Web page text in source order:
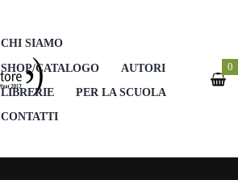
CHI SIAMO
SHOP/CATALOGO
AUTORI
LIBRERIE
PER LA SCUOLA
CONTATTI
0